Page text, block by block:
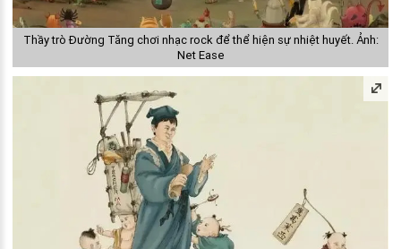
Thầy trò Đường Tăng chơi nhạc rock để thể hiện sự nhiệt huyết. Ảnh:
Net Ease